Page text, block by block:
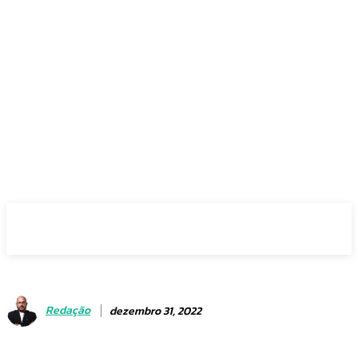
Redação dezembro 31, 2022